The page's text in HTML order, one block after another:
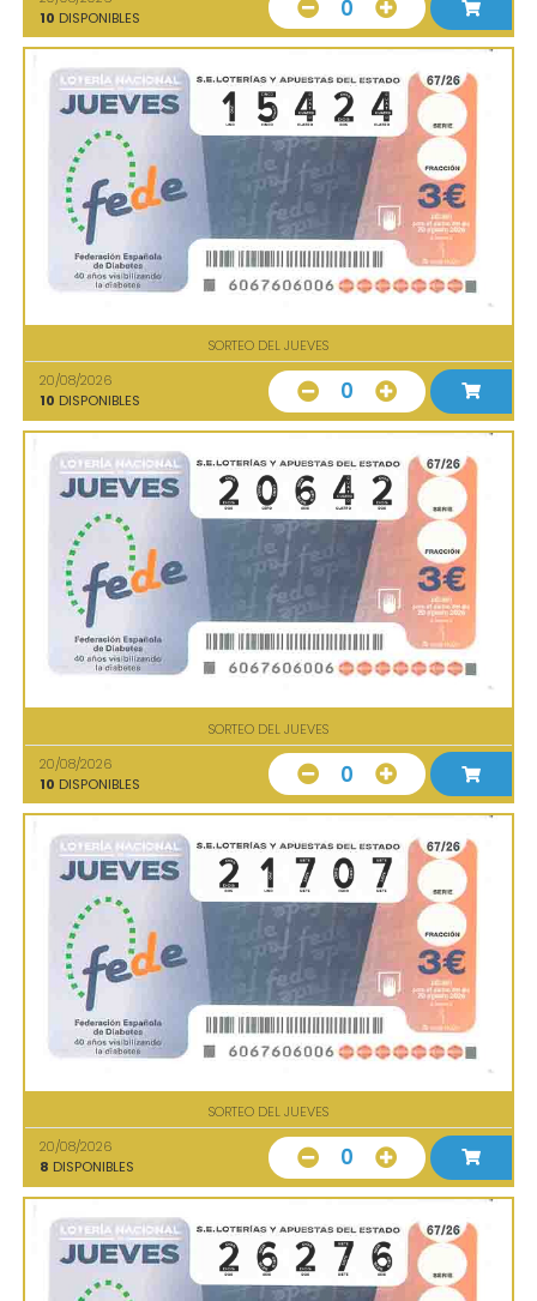
10 DISPONIBLES 0
SORTEO DEL JUEVES
20/08/2026
10 DISPONIBLES 0
SORTEO DEL JUEVES
20/08/2026
10 DISPONIBLES 0
SORTEO DEL JUEVES
20/08/2026
8 DISPONIBLES 0